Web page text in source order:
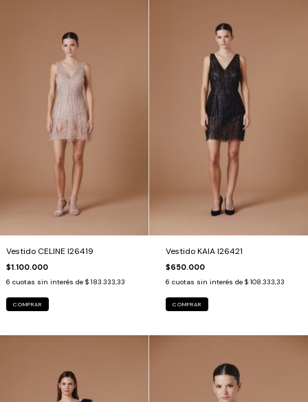
Vestido CELINE I26419
$1.100.000
6 cuotas sin interés de $ 183.333,33
COMPRAR
Vestido KAIA I26421
$650.000
6 cuotas sin interés de $ 108.333,33
COMPRAR